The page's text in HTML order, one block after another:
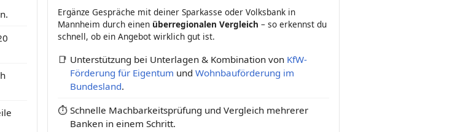
Ergänze Gespräche mit deiner Sparkasse oder Volksbank in
Mannheim durch einen überregionalen Vergleich – so erkennst du
schnell, ob ein Angebot wirklich gut ist.
📑 Unterstützung bei Unterlagen & Kombination von KfW-
Förderung für Eigentum und Wohnbauförderung im
Bundesland.
⏱ Schnelle Machbarkeitsprüfung und Vergleich mehrerer
Banken in einem Schritt.